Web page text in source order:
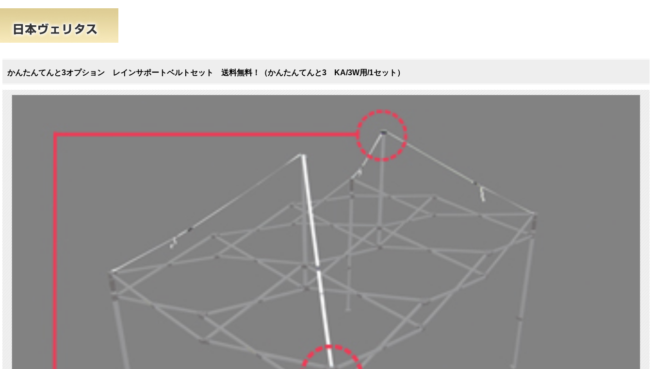
かんたんてんと3オプション レインサポートベルトセット 送料無料！（かんたんてんと3 KA/3W用/1セット）